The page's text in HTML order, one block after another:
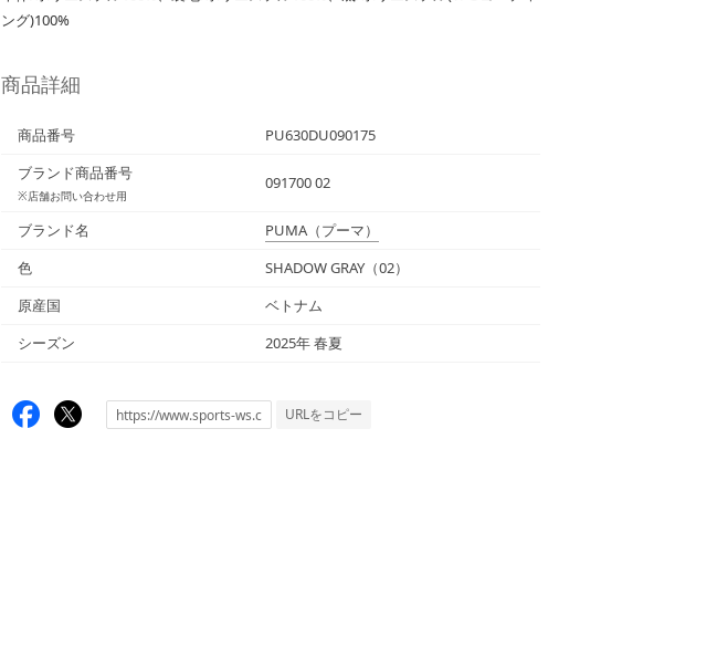
ング)100%
商品詳細
商品番号
PU630DU090175
ブランド商品番号
※店舗お問い合わせ用
091700 02
ブランド名 PUMA （プーマ）
色
SHADOW GRAY（02）
原産国
ベトナム
シーズン
2025年 春夏
URLをコピー